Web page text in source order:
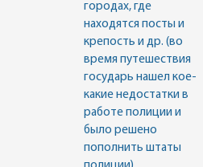
городах, где
находятся посты и
крепость и др. (во
время путешествия
государь нашел кое-
какие недостатки в
работе полиции и
было решено
пополнить штаты